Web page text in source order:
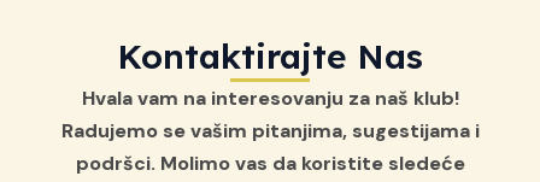
Kontaktirajte Nas
Hvala vam na interesovanju za naš klub!
Radujemo se vašim pitanjima, sugestijama i
podršci. Molimo vas da koristite sledeće